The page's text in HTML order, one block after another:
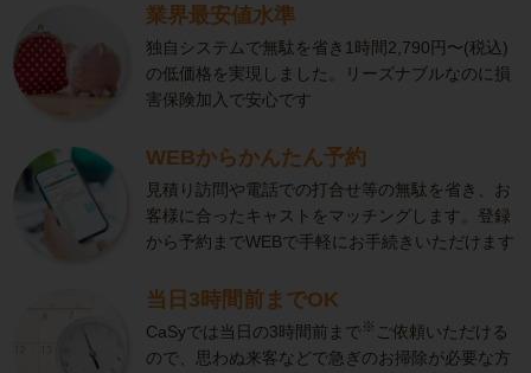
業界最安値水準
独自システムで無駄を省き1時間2,790円〜(税込)
の低価格を実現しました。リーズナブルなのに損
害保険加入で安心です
WEBからかんたん予約
見積り訪問や電話での打合せ等の無駄を省き、お
客様に合ったキャストをマッチングします。登録
から予約までWEBで手軽にお手続きいただけます
当日3時間前までOK
CaSyでは当日の3時間前まで※ ご依頼いただける
ので、思わぬ来客などで急ぎのお掃除が必要な方